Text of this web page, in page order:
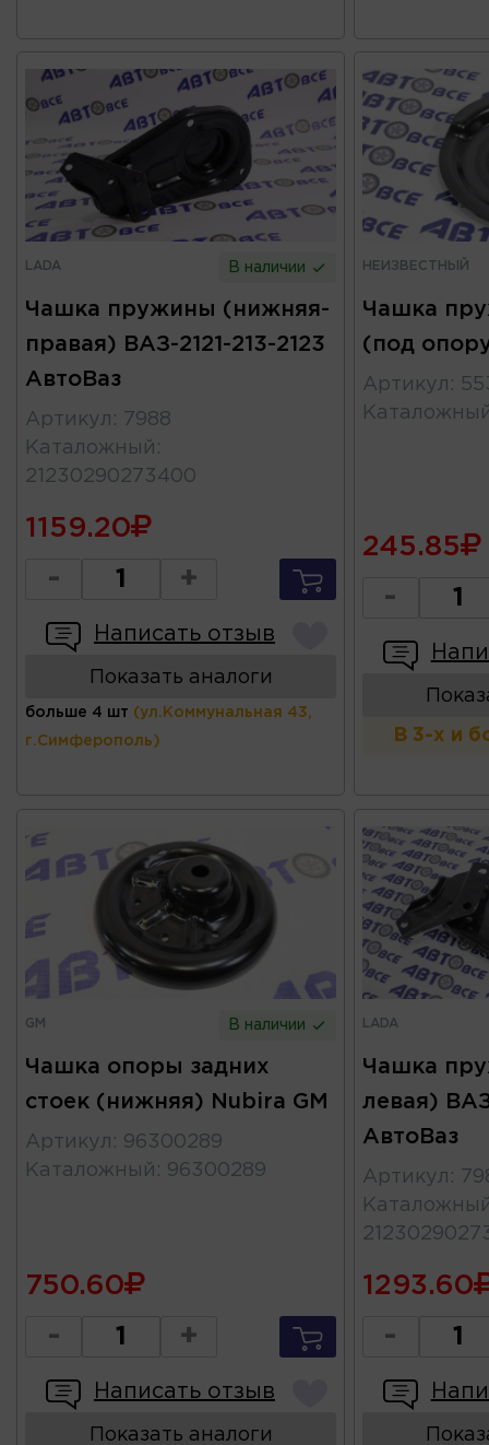
LADA В наличии
Чашка пружины (нижняя-
правая) ВАЗ-2121-213-2123
АвтоВаз
Артикул :
7988
Каталожный :
21230290273400
1159.20
- +
Написать отзыв
Показать аналоги
больше 4 шт (ул.Коммунальная 43,
г.Симферополь)
НЕИЗВЕСТНЫЙ
Чашка
(под
Артикул :
245.85
-
В 3-х и
GM В наличии
Чашка опоры задних
стоек (нижняя) Nubira GM
Артикул : 96300289
Каталожный : 96300289
750.60
- +
Написать отзыв
Показать аналоги
LADA
Чашка
левая)
АвтоВаз
Артикул :
1293.60
-